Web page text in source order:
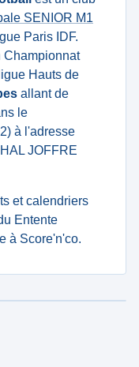
SENIOR M1
Paris IDF.
Championnat
Hauts de
allant de
le
à l'adresse
JOFFRE
et calendriers
Entente
à Score'n'co.